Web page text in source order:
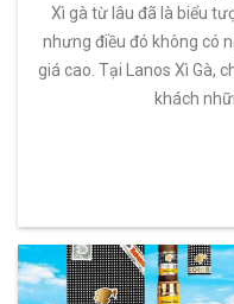
Xì gà từ lâu đã là biểu
nhưng điều đó không có
giá cao. Tại Lanos Xì Gà,
khách